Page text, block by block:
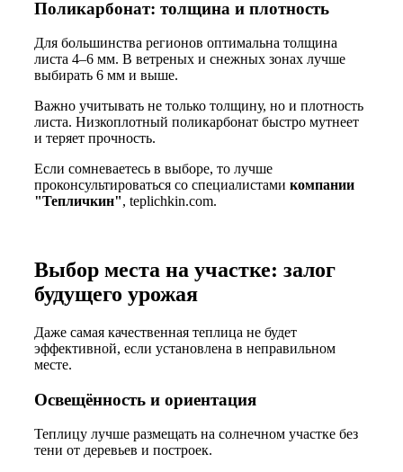
Поликарбонат: толщина и плотность
Для большинства регионов оптимальна толщина
листа 4–6 мм. В ветреных и снежных зонах лучше
выбирать 6 мм и выше.
Важно учитывать не только толщину, но и плотность
листа. Низкоплотный поликарбонат быстро мутнеет
и теряет прочность.
Если сомневаетесь в выборе, то лучше
проконсультироваться со специалистами компании
"Тепличкин", teplichkin.com.
Выбор места на участке: залог
будущего урожая
Даже самая качественная теплица не будет
эффективной, если установлена в неправильном
месте.
Освещённость и ориентация
Теплицу лучше размещать на солнечном участке без
тени от деревьев и построек.